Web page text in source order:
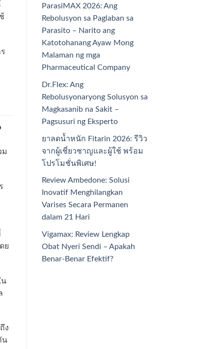
ม
ย
น
ง
น
ParasiMAX 2026: Ang
Rebolusyon sa Paglaban sa
Parasito – Narito ang
Katotohanang Ayaw Mong
Malaman ng mga
Pharmaceutical Company
Dr.Flex: Ang
Rebolusyonaryong Solusyon sa
Magkasanib na Sakit –
Pagsusuri ng Eksperto
ยาลดน้ำหนัก Fitarin 2026: รีวิว
จากผู้เชี่ยวชาญและผู้ใช้ พร้อม
โปรโมชั่นพิเศษ!
Review Ambedone: Solusi
Inovatif Menghilangkan
Varises Secara Permanen
dalam 21 Hari
Vigamax: Review Lengkap
Obat Nyeri Sendi – Apakah
Benar-Benar Efektif?